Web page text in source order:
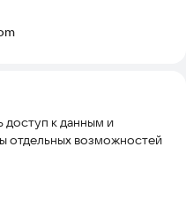
к данным и
отдельных возможностей